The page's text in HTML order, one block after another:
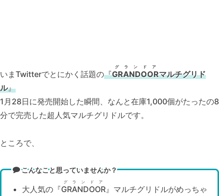
いまTwitterでとにかく話題の『GRANDOOR
グランドア
マルチグリド
ル』
1月28日に発売開始した瞬間、なんと在庫1,000個がたったの8
分で完売した超人気マルチグリドルです。
ところで、
こんなこと思っていませんか？
大人気の『GRANDOOR
グランドア
』マルチグリドルがめっちゃ